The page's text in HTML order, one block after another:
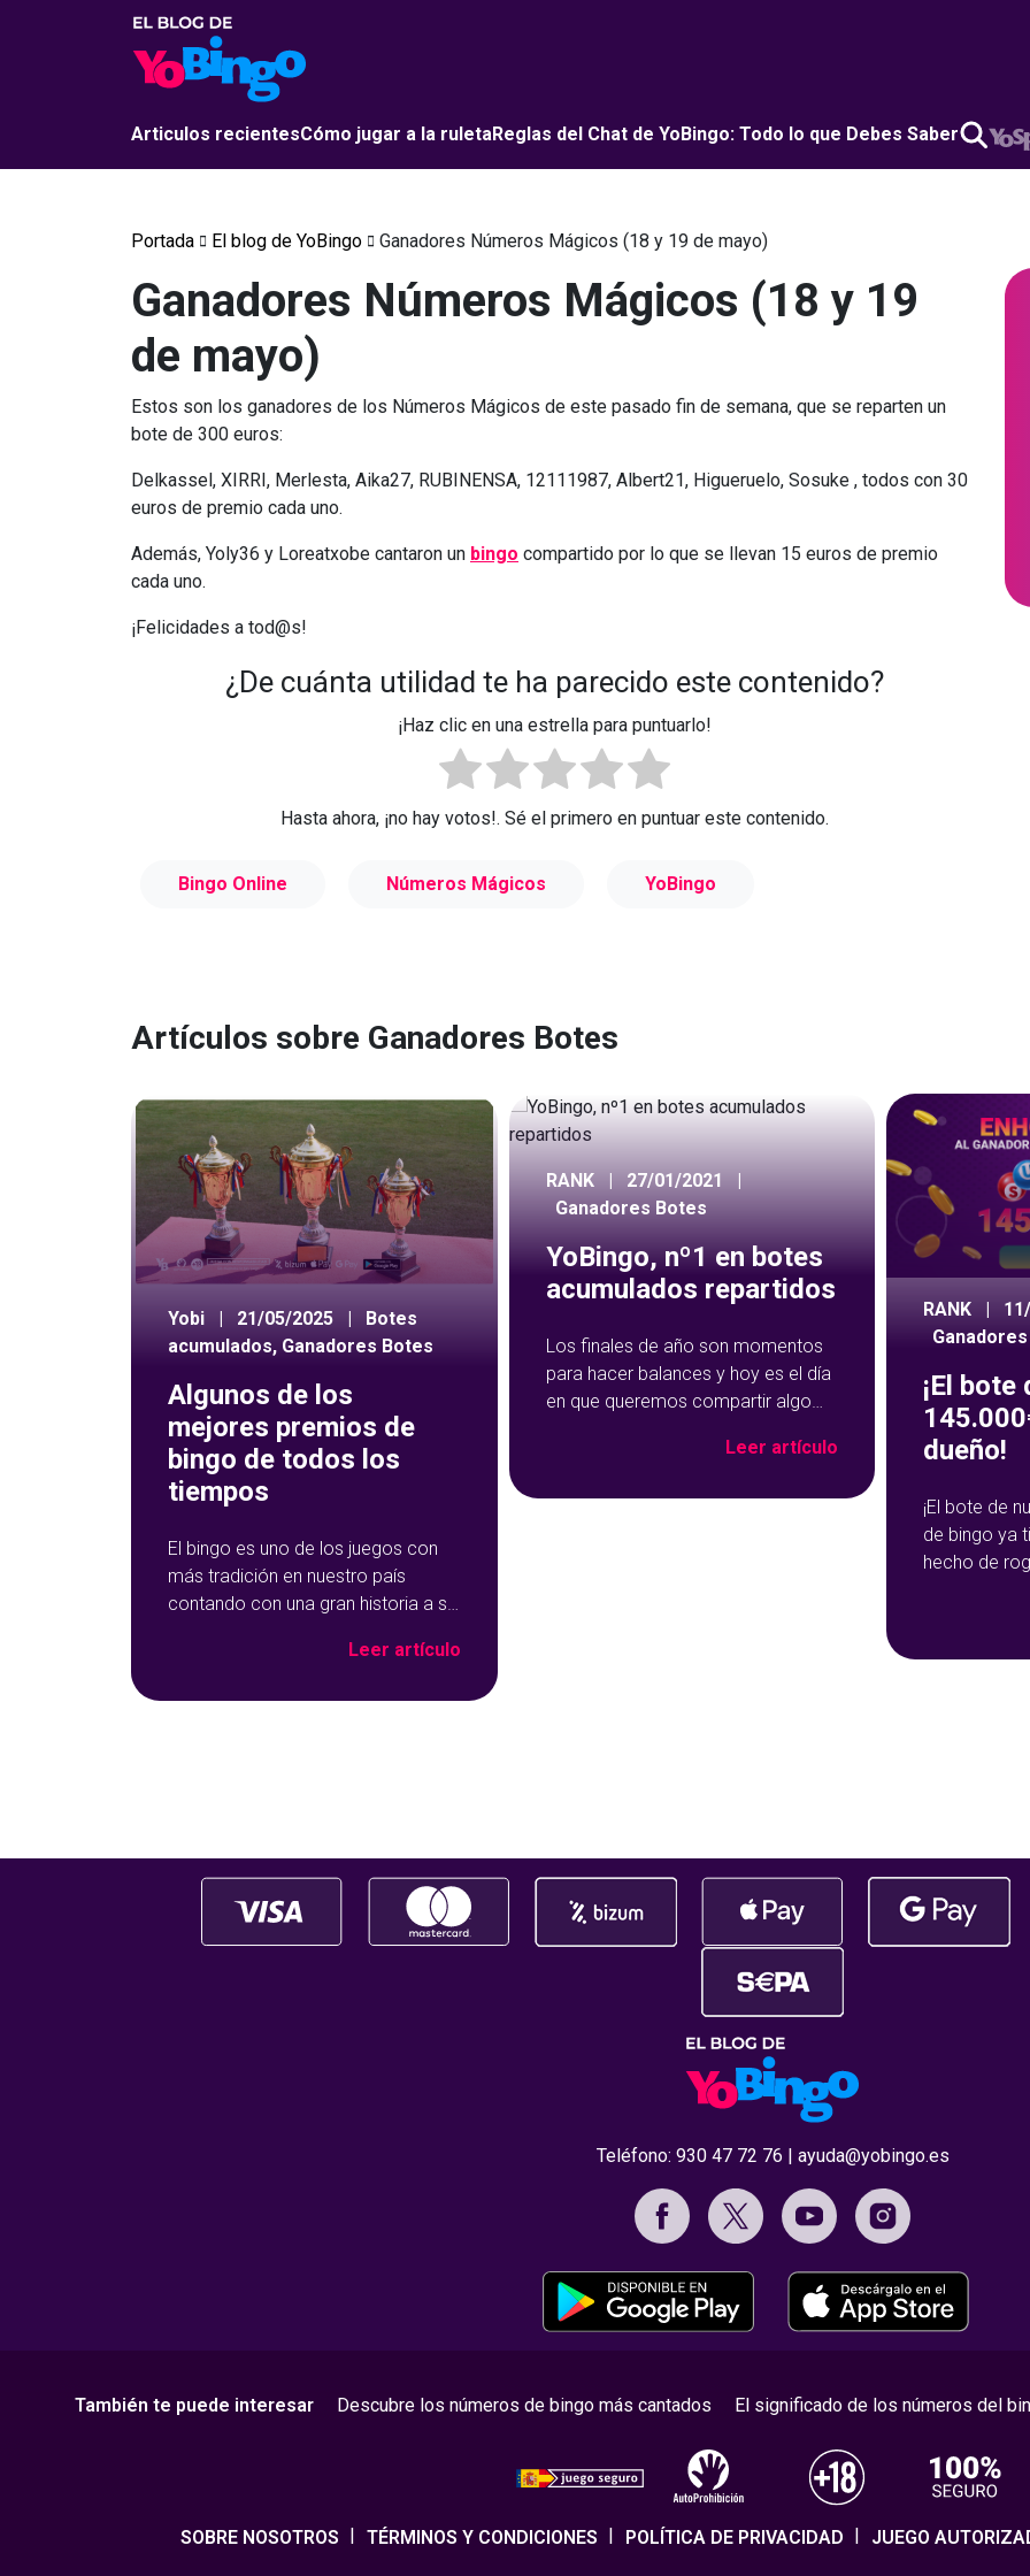
Articulos recientesCómo jugar a la ruletaReglas del Chat de YoBingo: Todo lo que Debes Saber
Portada El blog de YoBingo Ganadores Números Mágicos (18 y 19 de mayo)
Ganadores Números Mágicos (18 y 19
de mayo)
Estos son los ganadores de los Números Mágicos de este pasado fin de semana, que se reparten un
bote de 300 euros:
Delkassel, XIRRI, Merlesta, Aika27, RUBINENSA, 12111987, Albert21, Higueruelo, Sosuke , todos con 30
euros de premio cada uno.
Además, Yoly36 y Loreatxobe cantaron un bingo compartido por lo que se llevan 15 euros de premio
cada uno.
¡Felicidades a tod@s!
¿De cuánta utilidad te ha parecido este contenido?
¡Haz clic en una estrella para puntuarlo!
Hasta ahora, ¡no hay votos!. Sé el primero en puntuar este contenido.
Bingo Online Números Mágicos YoBingo
Artículos sobre Ganadores Botes
Yobi | 21/05/2025 |
Botes
acumulados, Ganadores Botes
Algunos de los
mejores premios de
bingo de todos los
tiempos
El bingo es uno de los juegos con
más tradición en nuestro país
contando con una gran historia a su
las opciones que más éxito tiene en
Leer artículo
RANK 27/01/2021
Ganadores Botes
YoBingo, nº1 en botes
acumulados repartidos
Los finales de año son momentos
para hacer balances y hoy es el día
en que queremos compartir algo
principales protagonistas. ¡Vosotros
Leer artículo
RANK |
¡El bote
dueño!
¡El bote de
de bingo ya
hecho de
más de
Teléfono: 930 47 72 76 | ayuda@yobingo.es
También te puede interesar Descubre los números de bingo más cantados El significado de los números del
SOBRE NOSOTROS TÉRMINOS Y CONDICIONES POLÍTICA DE PRIVACIDAD JUEGO